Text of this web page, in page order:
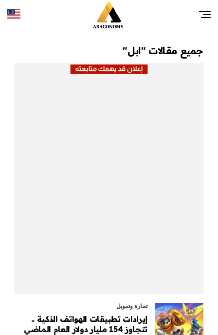
جميع مقالات "ابل"
تجارة وتمويل
إيرادات تطبيقات الهواتف الذكية ..
تتجاوز 154 مليار دولار العام الماضي